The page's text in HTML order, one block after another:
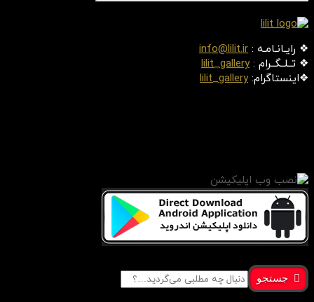
❖ رایـانـامـه : info@lilit.ir
❖ تــلــگــرام : lilit_gallery
❖اینستاگرام: lilit_gallery
جستجو